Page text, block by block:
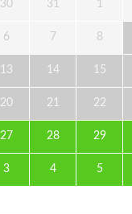
30 31 1
6 7 8
13 14 15
20 21 22
27 28 29
3 4 5